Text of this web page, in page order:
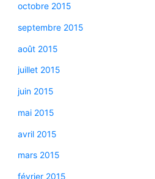
octobre 2015
septembre 2015
août 2015
juillet 2015
juin 2015
mai 2015
avril 2015
mars 2015
février 2015